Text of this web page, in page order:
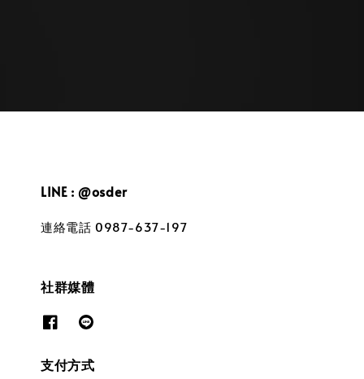
LINE : @osder
連絡電話 0987-637-197
社群媒體
支付方式